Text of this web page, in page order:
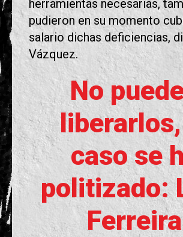
herramientas necesarias,
pudieron en su momento
salario dichas deficiencias,
Vázquez.
No
caso se
politizado:
Ferreira